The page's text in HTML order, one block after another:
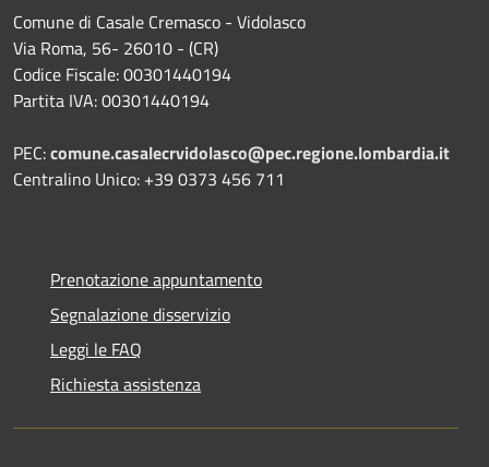
Comune di Casale Cremasco - Vidolasco
Via Roma, 56- 26010 - (CR)
Codice Fiscale: 00301440194
Partita IVA: 00301440194
PEC:comune.casalecrvidolasco@pec.regione.lombardia.it
Centralino Unico: +39 0373 456 711
Prenotazione appuntamento
Segnalazione disservizio
Leggi le FAQ
Richiesta assistenza